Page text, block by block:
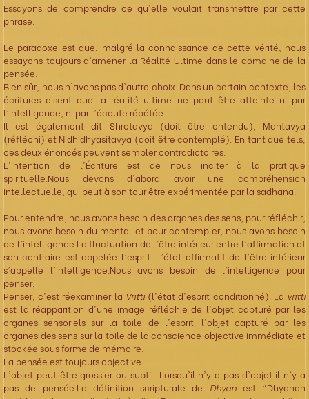
Essayons de comprendre ce qu'elle voulait transmettre par cette
phrase.
Le paradoxe est que, malgré la connaissance de cette vérité, nous
essayons toujours d'amener la Réalité Ultime dans le domaine de la
pensée.
Bien sûr, nous n'avons pas d'autre choix. Dans un certain contexte, les
écritures disent que la réalité ultime ne peut être atteinte ni par
l'intelligence, ni par l'écoute répétée.
Il est également dit Shrotavya (doit être entendu), Mantavya
(réfléchi) et Nidhidhyasitavya (doit être contemplé). En tant que tels,
ces deux énoncés peuvent sembler contradictoires.
L'intention de l'Écriture est de nous inciter à la pratique
spirituelle.Nous devons d'abord avoir une compréhension
intellectuelle, qui peut à son tour être expérimentée par la sadhana.
Pour entendre, nous avons besoin des organes des sens, pour réfléchir,
nous avons besoin du mental et pour contempler, nous avons besoin
de l'intelligence.La fluctuation de l'être intérieur entre l'affirmation et
son contraire est appelée l'esprit. L'état affirmatif de l'être intérieur
s'appelle l'intelligence.Nous avons besoin de l'intelligence pour
penser.
Penser, c'est réexaminer la Vritti(l'état d'esprit conditionné). La vritti
est la réapparition d'une image réfléchie de l'objet capturé par les
organes sensoriels sur la toile de l'esprit. l'objet capturé par les
organes des sens sur la toile de la conscience objective immédiate et
stockée sous forme de mémoire.
La pensée est toujours objective.
L'objet peut être grossier ou subtil. Lorsqu'il n'y a pas d'objet il n'y a
pas de pensée.La définition scripturale de Dhyanest "Dhyanah